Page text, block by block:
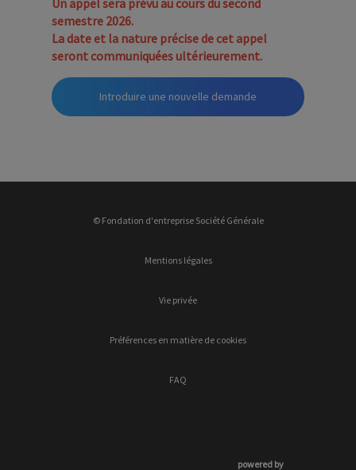
semestre 2026.
La date et la nature précise de cet appel
seront communiquées ultérieurement.
Introduire une nouvelle demande
© Fondation d'entreprise Société Générale
Mentions légales
Vie privée
Préférences en matière de cookies
FAQ
powered by